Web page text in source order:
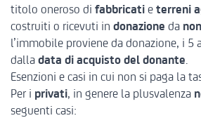
titolo oneroso di fabbricati e terreni
costruiti o ricevuti in donazione da
l’immobile proviene da donazione, i 5
dalla data di acquisto del donante.
Esenzioni e casi in cui non si paga la
Per i privati, in genere la plusvalenza
seguenti casi: